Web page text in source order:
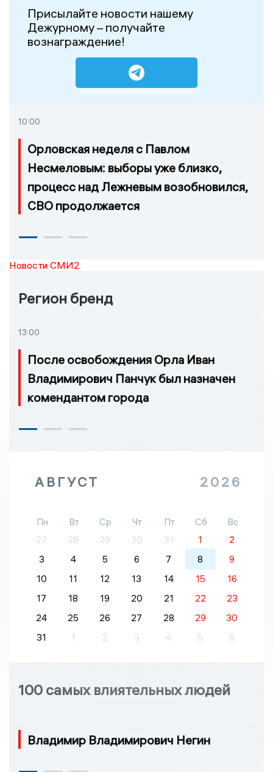
Присылайте новости нашему
Дежурному – получайте
вознаграждение!
10:00
Орловская неделя с Павлом
Несмеловым: выборы уже близко,
процесс над Лежневым возобновился,
СВО продолжается
Новости СМИ2
Регион бренд
13:00
После освобождения Орла Иван
Владимирович Панчук был назначен
комендантом города
АВГУСТ 2026
Пн Вт Ср Чт Пт Сб
Вс
27
28 29 30 31 1
2
3
4 5 6 7 8
9
10
11 12 13 14 15
16
17
18 19 20 21 22
23
24
25 26 27 28 29
30
31
1 2 3 4 5 6
100 самых влиятельных людей
Владимир Владимирович Негин